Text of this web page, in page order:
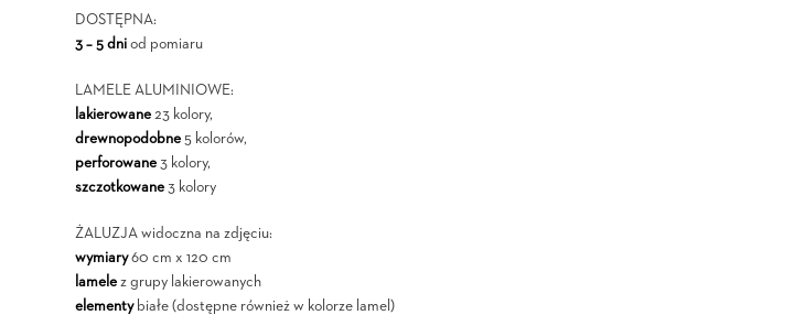
DOSTĘPNA:
3 – 5 dni od pomiaru
LAMELE ALUMINIOWE:
lakierowane 23 kolory,
drewnopodobne 5 kolorów,
perforowane 3 kolory,
szczotkowane 3 kolory
ŻALUZJA widoczna na zdjęciu:
wymiary60 cm x 120 cm
lamele z grupy lakierowanych
elementybiałe (dostępne również w kolorze lamel)